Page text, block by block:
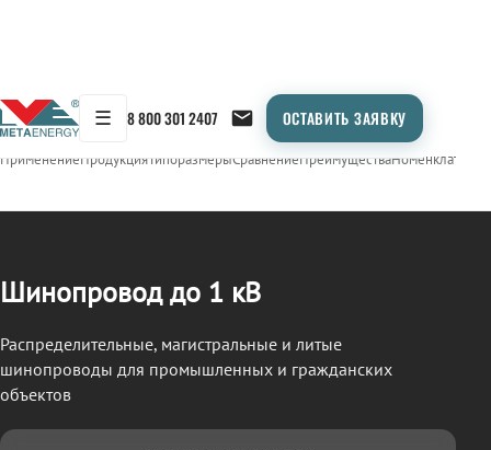
☰ 8 800 301 2407 ОСТАВИТЬ ЗАЯВКУ
← Продукция/ШИНОПРОВОД
ПрименениеПродукцияТипоразмерыСравнениеПреимуществаНоменклатура
Шинопровод до 1 кВ
Распределительные, магистральные и литые
шинопроводы для промышленных и гражданских
объектов